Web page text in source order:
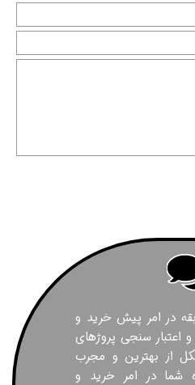
سال سابقه در امر پیش خرید و
سنجی پروژهای
از بهترین و مجرب
شما در امر خرید و